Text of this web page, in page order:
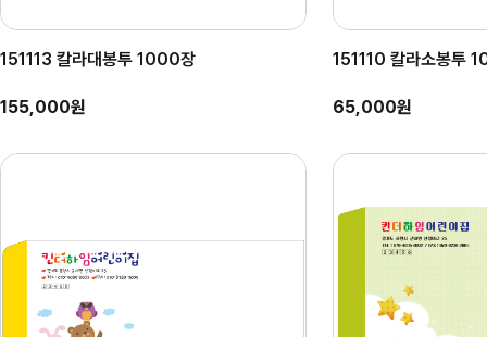
151113 칼라대봉투 1000장
155,000원
151110 칼라소봉투
65,000원